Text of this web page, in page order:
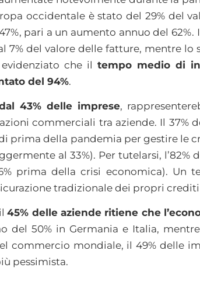
occidentale è stato del 29% del
pari a un aumento annuo del 62%.
7% del valore delle fatture, mentre lo
che il tempo medio di
del 94%.
43% delle imprese,
commerciali tra aziende. Il 37%
prima della pandemia per gestire le
al 33%). Per tutelarsi, l’82%
prima della crisi economica). Un
tradizionale dei propri
il45% delle aziende ritiene che
del 50% in Germania e Italia,
commercio mondiale, il 49% delle
pessimista.